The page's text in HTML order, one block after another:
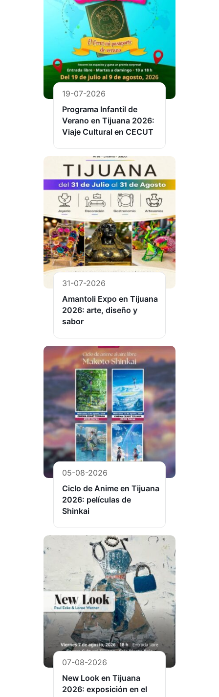
19-07-2026
Programa Infantil de
Verano en Tijuana 2026:
Viaje Cultural en CECUT
31-07-2026
Amantoli Expo en Tijuana
2026: arte, diseño y
sabor
05-08-2026
Ciclo de Anime en Tijuana
2026: películas de
Shinkai
07-08-2026
New Look en Tijuana
2026: exposición en el